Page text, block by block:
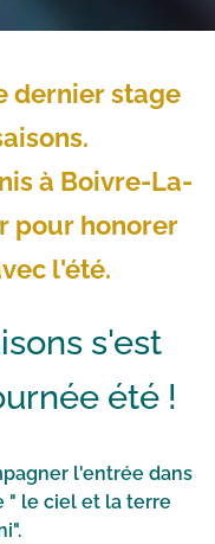
dernier stage
à Boivre-La-
pour honorer
l'été.
s'est
été !
l'entrée dans
" le ciel et la terre